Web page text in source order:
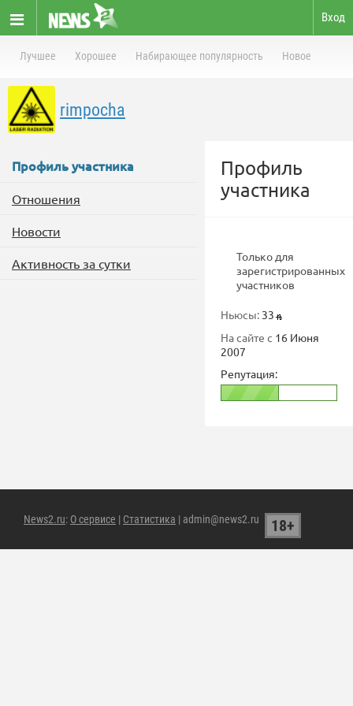
Вход
Лучшее Хорошее Набирающее популярность Новое
rimpocha
Профиль участника
Отношения
Новости
Активность за сутки
Профиль
участника
Только для
зарегистрированных
участников
Ньюсы: 33
На сайте с 16 Июня
2007
Репутация:
News2.ru: О сервисе | Статистика | admin@news2.ru 18+